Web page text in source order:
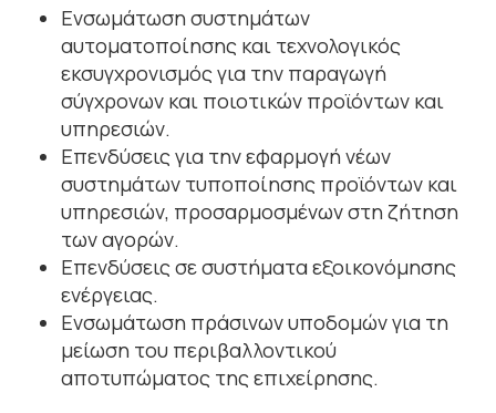
Ενσωμάτωση συστημάτων
αυτοματοποίησης και τεχνολογικός
εκσυγχρονισμός για την παραγωγή
σύγχρονων και ποιοτικών προϊόντων και
υπηρεσιών.
Επενδύσεις για την εφαρμογή νέων
συστημάτων τυποποίησης προϊόντων και
υπηρεσιών, προσαρμοσμένων στη ζήτηση
των αγορών.
Επενδύσεις σε συστήματα εξοικονόμησης
ενέργειας.
Ενσωμάτωση πράσινων υποδομών για τη
μείωση του περιβαλλοντικού
αποτυπώματος της επιχείρησης.